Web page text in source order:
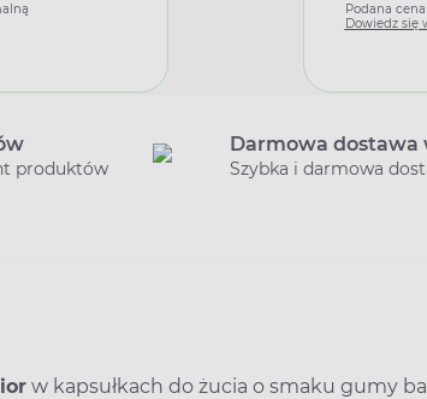
Podana
Dowiedz się
produktów
Darmowa dostawa
Szybka i darmowa
w kapsułkach do żucia o smaku gumy